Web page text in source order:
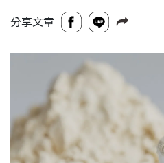
分享文章